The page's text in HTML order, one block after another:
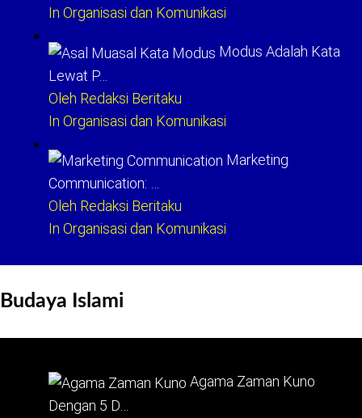
In Organisasi dan Komunikasi
Modus Adalah Kata
Lewat P…
Oleh Redaksi Beritaku
In Organisasi dan Komunikasi
Marketing
Communication: …
Oleh Redaksi Beritaku
In Organisasi dan Komunikasi
Budaya Islami
Agama Zaman Kuno
Dengan 5 D…